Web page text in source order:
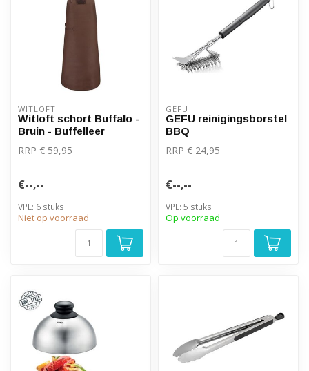
WITLOFT
Witloft schort Buffalo -
Bruin - Buffelleer
RRP € 59,95
€--,--
VPE: 6 stuks
Niet op voorraad
GEFU
GEFU reinigingsborstel
BBQ
RRP € 24,95
€--,--
VPE: 5 stuks
Op voorraad